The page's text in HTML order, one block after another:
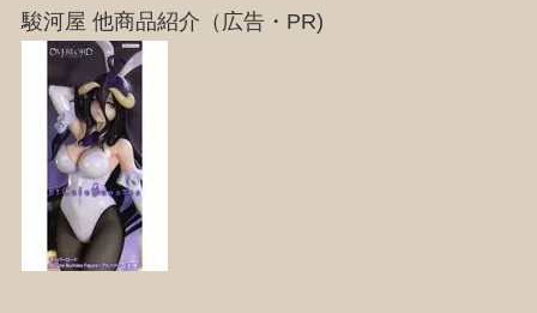
駿河屋 他商品紹介（広告・PR)